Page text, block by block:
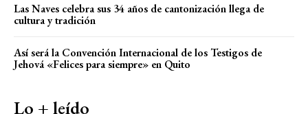
Las Naves celebra sus 34 años de cantonización llega de
cultura y tradición
Así será la Convención Internacional de los Testigos de
Jehová «Felices para siempre» en Quito
Lo + leído